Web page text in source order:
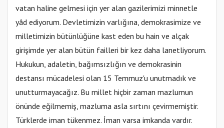
vatan haline gelmesi için yer alan gazilerimizi minnetle
yâd ediyorum. Devletimizin varlığına, demokrasimize ve
milletimizin bütünlüğüne kast eden bu hain ve alçak
girişimde yer alan bütün failleri bir kez daha lanetliyorum.
Hukukun, adaletin, bağımsızlığın ve demokrasinin
destansı mücadelesi olan 15 Temmuz'u unutmadık ve
unutturmayacağız. Bu millet hiçbir zaman mazlumun
önünde eğilmemiş, mazluma asla sırtını çevirmemiştir.
Türklerde iman tükenmez. İman varsa imkanda vardır.